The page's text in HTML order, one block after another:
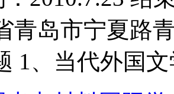
青岛市宁夏路
1、当代外国文